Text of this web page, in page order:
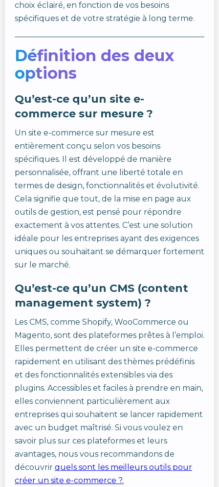
choix éclairé, en fonction de vos besoins
spécifiques et de votre stratégie à long terme.
Définition des deux
options
Qu’est-ce qu’un site e-
commerce sur mesure ?
Un site e-commerce sur mesure est
entièrement conçu selon vos besoins
spécifiques. Il est développé de manière
personnalisée, offrant une liberté totale en
termes de design, fonctionnalités et évolutivité.
Cela signifie que tout, de la mise en page aux
outils de gestion, est pensé pour répondre
exactement à vos attentes. C’est une solution
idéale pour les entreprises ayant des exigences
uniques ou souhaitant se démarquer fortement
sur le marché.
Qu’est-ce qu’un CMS (content
management system) ?
Les CMS, comme Shopify, WooCommerce ou
Magento, sont des plateformes prêtes à l’emploi.
Elles permettent de créer un site e-commerce
rapidement en utilisant des thèmes prédéfinis
et des fonctionnalités extensibles via des
plugins. Accessibles et faciles à prendre en main,
elles conviennent particulièrement aux
entreprises qui souhaitent se lancer rapidement
avec un budget maîtrisé. Si vous voulez en
savoir plus sur ces plateformes et leurs
avantages, nous vous recommandons de
découvrir quels sont les meilleurs outils pour
créer un site e-commerce ?.